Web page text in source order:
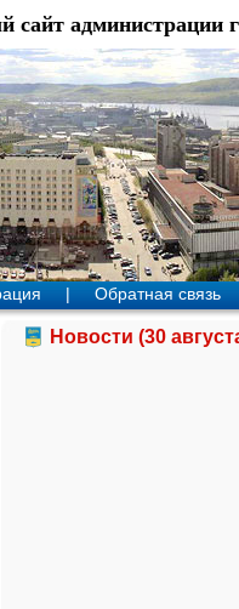
сайт администрации
| Обратная связь
Новости (30